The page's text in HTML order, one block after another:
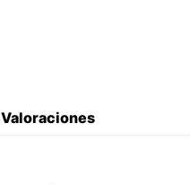
Valoraciones